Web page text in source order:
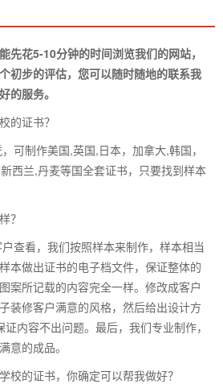
先花5-10分钟的时间浏览我们的网站，
初步的评估，您可以随时随地的联系我
的服务。
的证书？
可制作美国,英国,日本，加拿大,韩国，
西兰,丹麦等国全套证书，只要找到样本
？
查看，我们按照样本来制作，样本相当
本做出证书的电子档文件，保证整体的
案所记载的内容完全一样。修改成客户
装修客户满意的风格，然后给出设计方
内容不出问题。最后，我们专业制作，
意的成品。
校的证书，你确定可以帮我做好？